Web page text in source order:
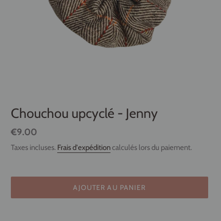
Chouchou upcyclé - Jenny
Prix
normal
€9.00
Taxes incluses. Frais d'expéditioncalculés lors du paiement.
AJOUTER AU PANIER